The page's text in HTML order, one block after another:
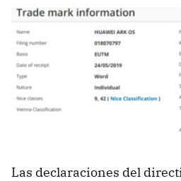
Las declaraciones del